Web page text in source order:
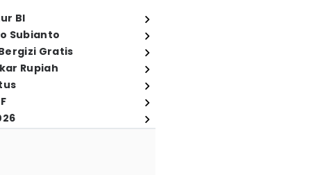
BI
Subianto
Gratis
Rupiah